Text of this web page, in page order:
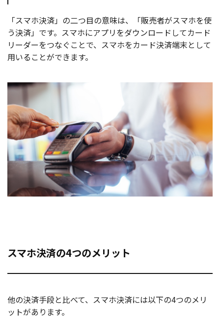
「スマホ決済」の二つ目の意味は、「販売者がスマホを使
う決済」です。スマホにアプリをダウンロードしてカード
リーダーをつなぐことで、スマホをカード決済端末として
用いることができます。
スマホ決済の4つのメリット
他の決済手段と比べて、スマホ決済には以下の4つのメリ
ットがあります。